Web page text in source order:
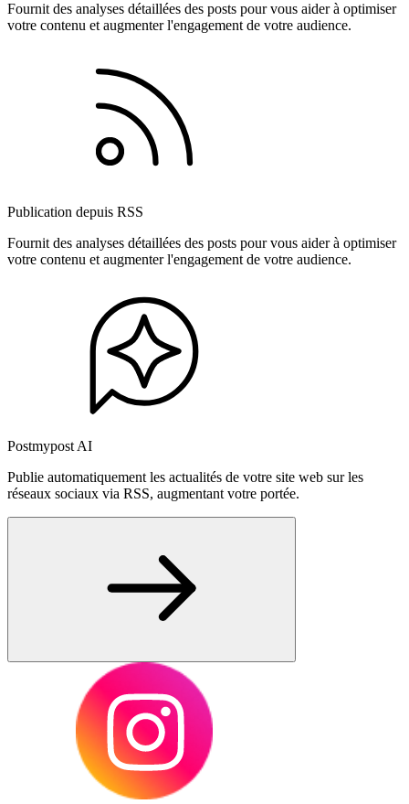
Fournit des analyses détaillées des posts pour vous aider à optimiser
votre contenu et augmenter l'engagement de votre audience.
Publication depuis RSS
Fournit des analyses détaillées des posts pour vous aider à optimiser
votre contenu et augmenter l'engagement de votre audience.
Postmypost AI
Publie automatiquement les actualités de votre site web sur les
réseaux sociaux via RSS, augmentant votre portée.